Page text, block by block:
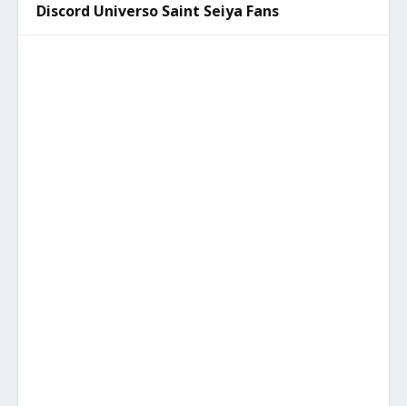
Discord Universo Saint Seiya Fans